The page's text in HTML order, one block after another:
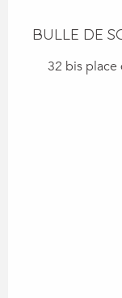
BULLE DE
32 bis place